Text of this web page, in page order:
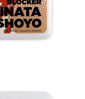
人之同意方可使用
失，本公司不負相關責
之用戶狀況，依本公司即
形，本公司將視審查結果